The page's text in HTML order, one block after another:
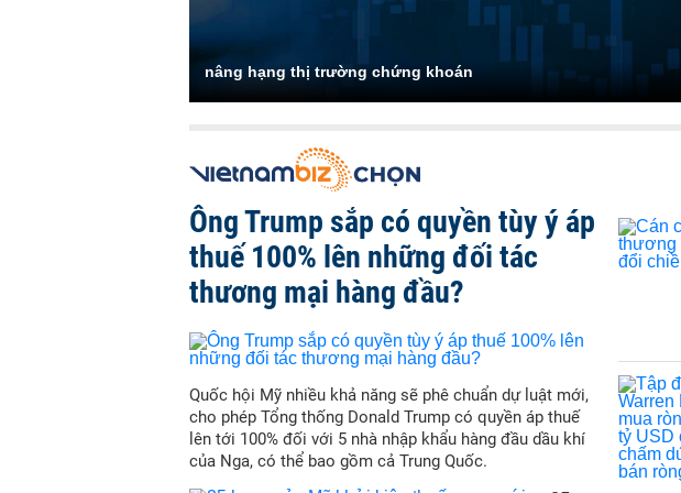
nâng hạng thị trường chứng khoán
Ông Trump sắp có quyền tùy ý áp
thuế 100% lên những đối tác
thương mại hàng đầu?
Quốc hội Mỹ nhiều khả năng sẽ phê chuẩn dự luật mới,
cho phép Tổng thống Donald Trump có quyền áp thuế
lên tới 100% đối với 5 nhà nhập khẩu hàng đầu dầu khí
của Nga, có thể bao gồm cả Trung Quốc.